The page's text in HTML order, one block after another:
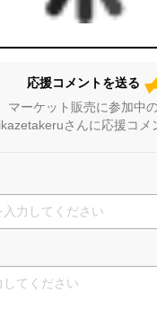
応援コメントを送る
マーケット販売に参加中
さんに応援コメ